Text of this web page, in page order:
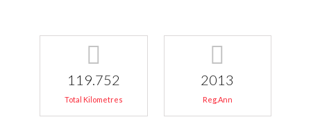
119.752
Total Kilometres
2013
Reg.Ann